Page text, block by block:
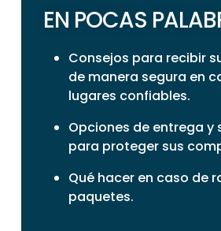
EN POCAS
Consejos para recibir
de manera segura en
lugares confiables.
Opciones de entrega y
para proteger sus
Qué hacer en caso de
paquetes.